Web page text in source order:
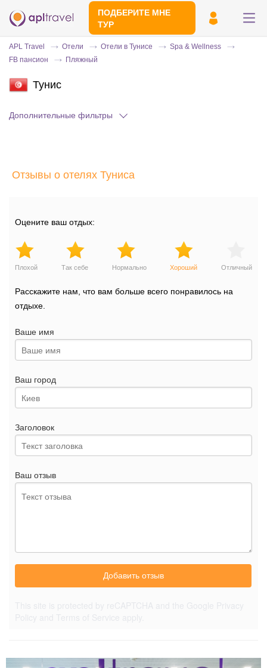
ПОДБЕРИТЕ МНЕ
ТУР
Эксперт свяжется с вами и сделает
APL Travel Отели Отели в Тунисе
Spa & Wellness
FB пансион
Пляжный
Тунис
Дополнительные фильтры
Отзывы о отелях Туниса
Оцените ваш отдых:
Плохой Так себе Нормально Хороший Отличный
Расскажите нам, что вам больше всего понравилось на
отдыхе.
Ваше имя
Ваш город
Заголовок
Ваш отзыв
Добавить отзыв